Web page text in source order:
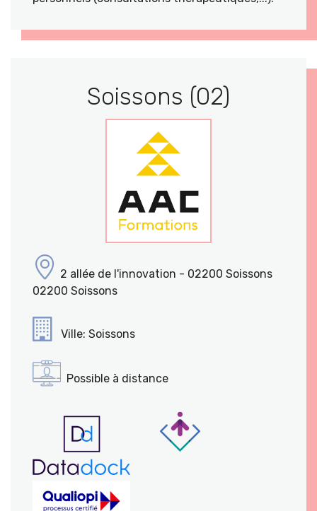
Soissons (02)
2 allée de l'innovation - 02200 Soissons
02200 Soissons
Ville: Soissons
Possible à distance